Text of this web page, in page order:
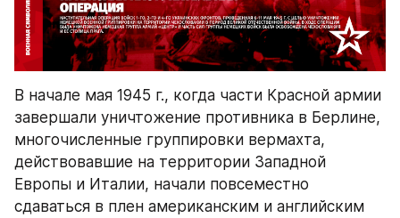
В начале мая 1945 г., когда части Красной армии
завершали уничтожение противника в Берлине,
многочисленные группировки вермахта,
действовавшие на территории Западной
Европы и Италии, начали повсеместно
сдаваться в плен американским и английским